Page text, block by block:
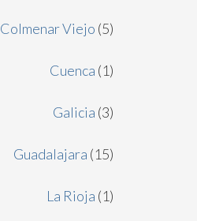
Colmenar Viejo (5)
Cuenca (1)
Galicia (3)
Guadalajara (15)
La Rioja (1)